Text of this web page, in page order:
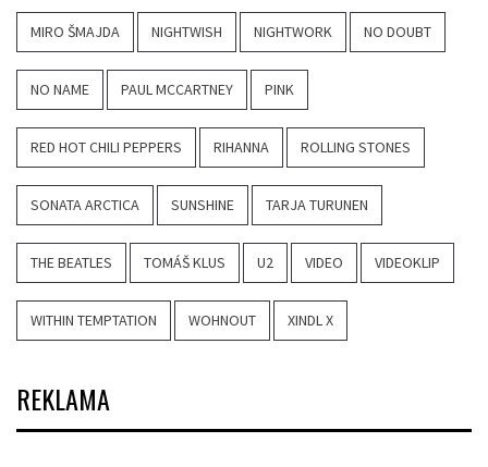
MIRO ŠMAJDA NIGHTWISH NIGHTWORK NO DOUBT
NO NAME PAUL MCCARTNEY PINK
RED HOT CHILI PEPPERS RIHANNA ROLLING STONES
SONATA ARCTICA SUNSHINE TARJA TURUNEN
THE BEATLES TOMÁŠ KLUS U2 VIDEO VIDEOKLIP
WITHIN TEMPTATION WOHNOUT XINDL X
REKLAMA